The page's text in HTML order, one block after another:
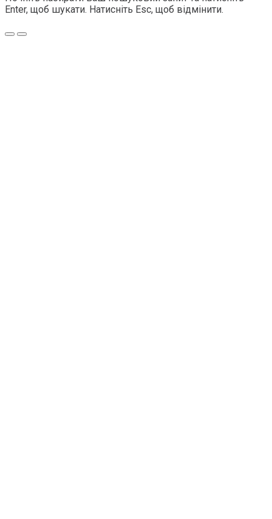
Enter, щоб шукати. Натисніть Esc, щоб відмінити.
Меню